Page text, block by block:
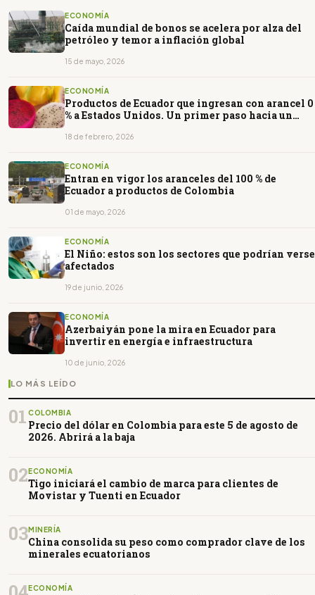
ECONOMÍA
Caída mundial de bonos se acelera por alza del
petróleo y temor a inflación global
15 de mayo, 2026
ECONOMÍA
Productos de Ecuador que ingresan con arancel 0
% a Estados Unidos. Un primer paso hacia un
18 de febrero, 2026
ECONOMÍA
Entran en vigor los aranceles del 100 % de
Ecuador a productos de Colombia
01 de mayo, 2026
ECONOMÍA
El Niño: estos son los sectores que podrían verse
afectados
19 de junio, 2026
ECONOMÍA
Azerbaiyán pone la mira en Ecuador para
invertir en energía e infraestructura
10 de junio, 2026
LO MÁS LEÍDO
01 COLOMBIA
Precio del dólar en Colombia para este 5 de agosto de
2026. Abrirá a la baja
02 ECONOMÍA
Tigo iniciará el cambio de marca para clientes de
Movistar y Tuenti en Ecuador
03MINERÍA
China consolida su peso como comprador clave de los
minerales ecuatorianos
ECONOMÍA